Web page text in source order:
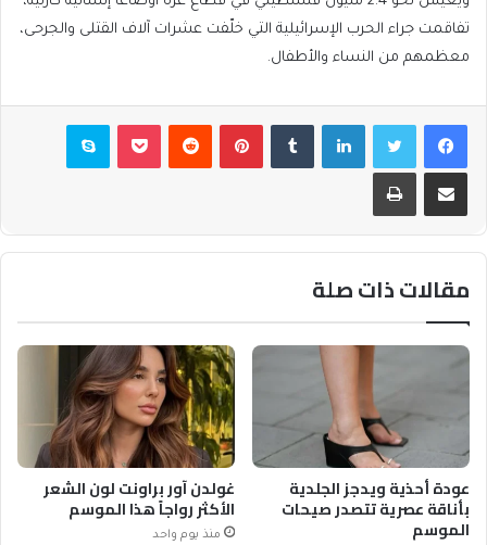
تفاقمت جراء الحرب الإسرائيلية التي خلّفت عشرات آلاف القتلى والجرحى،
معظمهم من النساء والأطفال.
فيسبوكتويتر لينكدإن بينتيريست بوكيت سكايب
مشاركة عبر البريد طباعة
مقالات ذات صلة
عودة أحذية ويدجز الجلدية
بأناقة عصرية تتصدر صيحات
الموسم
غولدن آور براونت لون الشعر
الأكثر رواجاً هذا الموسم
منذ يوم واحد